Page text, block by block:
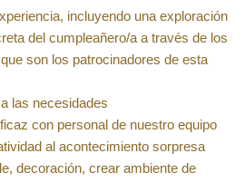
incluyendo una exploración
del cumpleañero/a a través de los
son los patrocinadores de esta
las necesidades
con personal de nuestro equipo
al acontecimiento sorpresa
decoración, crear ambiente de